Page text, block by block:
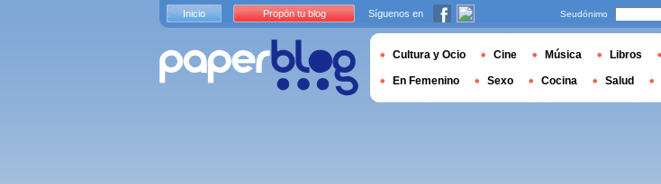
Inicio Propón tu blog Síguenos en Seudónimo
Cultura y Ocio Cine Música Libros
En Femenino Sexo Cocina Salud